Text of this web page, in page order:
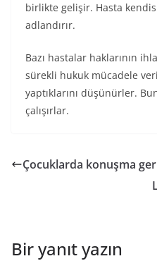
birlikte gelişir. Hasta
adlandırır.
Bazı hastalar haklarının
sürekli hukuk mücadele
yaptıklarını düşünürler.
çalışırlar.
Çocuklarda konuşma
Bir yanıt yazın